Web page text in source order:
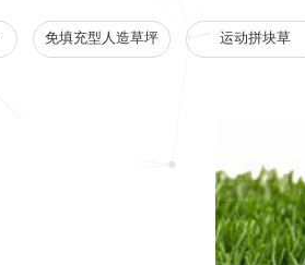
免填充型人造草坪 运动拼块草